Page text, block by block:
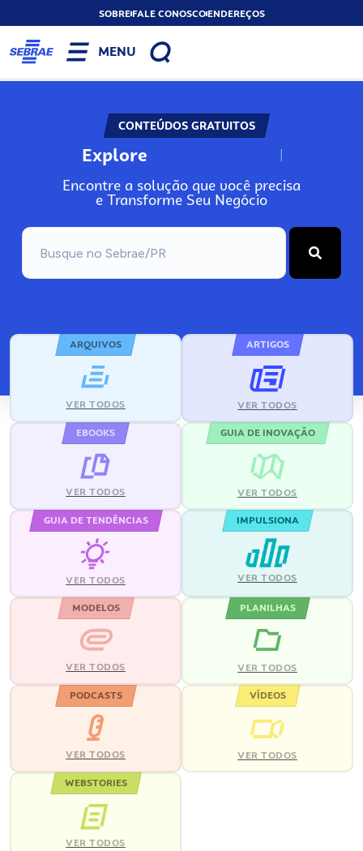
SOBREFALE CONOSCOENDEREÇOS
MENU
CONTEÚDOS GRATUITOS
Explore N
Encontre a solução que você precisa
e Transforme Seu Negócio
ARQUIVOS
VER TODOS
ARTIGOS
VER TODOS
EBOOKS
VER TODOS
GUIA DE INOVAÇÃO
VER TODOS
GUIA DE TENDÊNCIAS
VER TODOS
IMPULSIONA
VER TODOS
MODELOS
VER TODOS
PLANILHAS
VER TODOS
PODCASTS
VER TODOS
VÍDEOS
VER TODOS
WEBSTORIES
VER TODOS